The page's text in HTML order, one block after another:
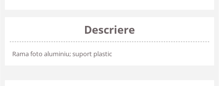
Descriere
Rama foto aluminiu; suport plastic